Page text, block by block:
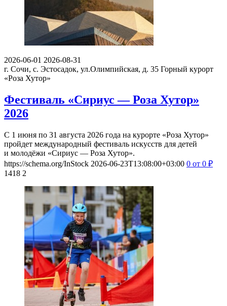
2026-06-01 2026-08-31
г. Сочи, с. Эстосадок, ул.Олимпийская, д. 35 Горный курорт
«Роза Хутор»
Фестиваль «Сириус — Роза Хутор»
2026
С 1 июня по 31 августа 2026 года на курорте «Роза Хутор»
пройдет международный фестиваль искусств для детей
и молодёжи «Сириус — Роза Хутор».
https://schema.org/InStock 2026-06-23T13:08:00+03:00 0 от 0 ₽
1418 2